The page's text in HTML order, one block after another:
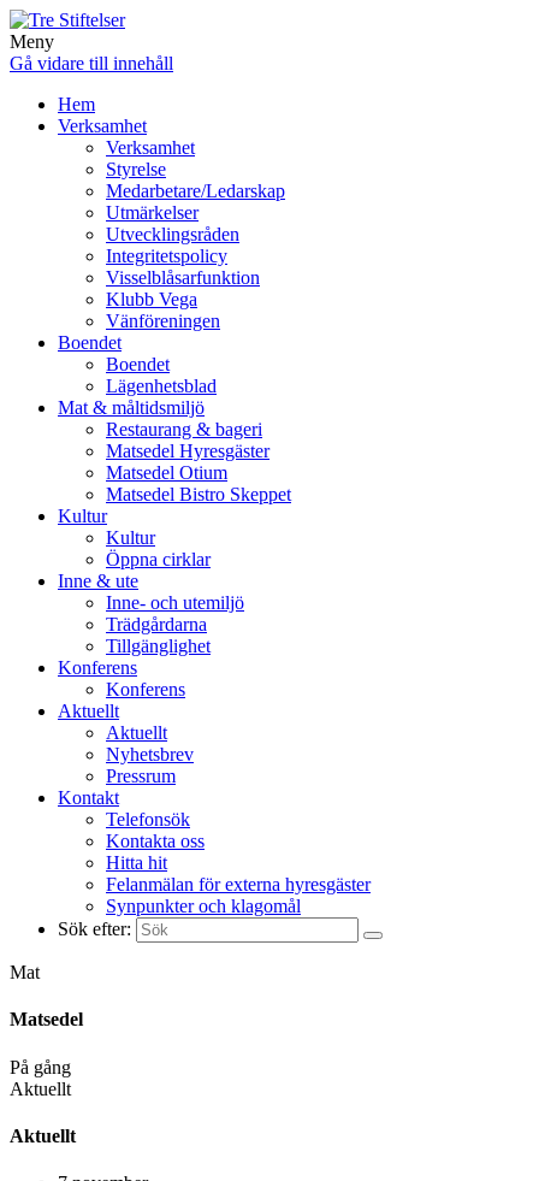
Meny
Gå vidare till innehåll
Hem
Verksamhet
Verksamhet
Styrelse
Medarbetare/Ledarskap
Utmärkelser
Utvecklingsråden
Integritetspolicy
Visselblåsarfunktion
Klubb Vega
Vänföreningen
Boendet
Boendet
Lägenhetsblad
Mat & måltidsmiljö
Restaurang & bageri
Matsedel Hyresgäster
Matsedel Otium
Matsedel Bistro Skeppet
Kultur
Kultur
Öppna cirklar
Inne & ute
Inne- och utemiljö
Trädgårdarna
Tillgänglighet
Konferens
Konferens
Aktuellt
Aktuellt
Nyhetsbrev
Pressrum
Kontakt
Telefonsök
Kontakta oss
Hitta hit
Felanmälan för externa hyresgäster
Synpunkter och klagomål
Sök efter:
Mat
Matsedel
På gång
Aktuellt
Aktuellt